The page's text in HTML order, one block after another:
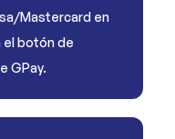
Mastercard en
el botón de
GPay.